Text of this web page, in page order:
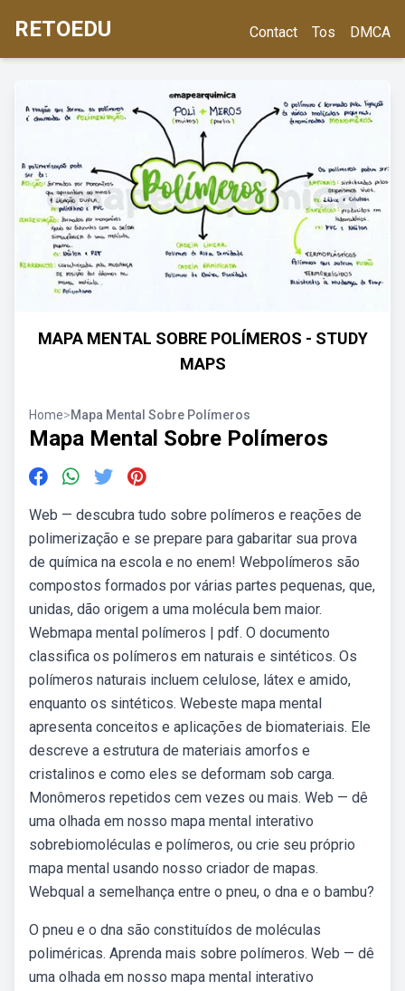
RETOEDU Contact Tos DMCA
MAPA MENTAL SOBRE POLÍMEROS - STUDY
MAPS
Home>Mapa Mental Sobre Polímeros
Mapa Mental Sobre Polímeros
Web — descubra tudo sobre polímeros e reações de
polimerização e se prepare para gabaritar sua prova
de química na escola e no enem! Webpolímeros são
compostos formados por várias partes pequenas, que,
unidas, dão origem a uma molécula bem maior.
Webmapa mental polímeros | pdf. O documento
classifica os polímeros em naturais e sintéticos. Os
polímeros naturais incluem celulose, látex e amido,
enquanto os sintéticos. Webeste mapa mental
apresenta conceitos e aplicações de biomateriais. Ele
descreve a estrutura de materiais amorfos e
cristalinos e como eles se deformam sob carga.
Monômeros repetidos cem vezes ou mais. Web — dê
uma olhada em nosso mapa mental interativo
sobrebiomoléculas e polímeros, ou crie seu próprio
mapa mental usando nosso criador de mapas.
Webqual a semelhança entre o pneu, o dna e o bambu?
O pneu e o dna são constituídos de moléculas
poliméricas. Aprenda mais sobre polímeros. Web — dê
uma olhada em nosso mapa mental interativo